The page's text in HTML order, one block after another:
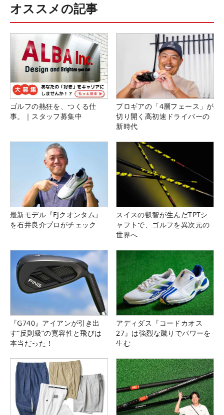
オススメの記事
ゴルフの熱狂を、つくる仕
事。｜スタッフ募集中
プロギアの「4層フェース」が
切り開く高初速ドライバーの
新時代
最新モデル『FJクオンタム』
を石井良介プロがチェック
スイスの叡智が生んだTPTシ
ャフトで、ゴルフを異次元の
世界へ
『G740』アイアンが引き出
す“反則級”の寛容性と飛びは
本当だった！
アディダス『コードカオス
27』は強烈な蹴りでパワーを
生む